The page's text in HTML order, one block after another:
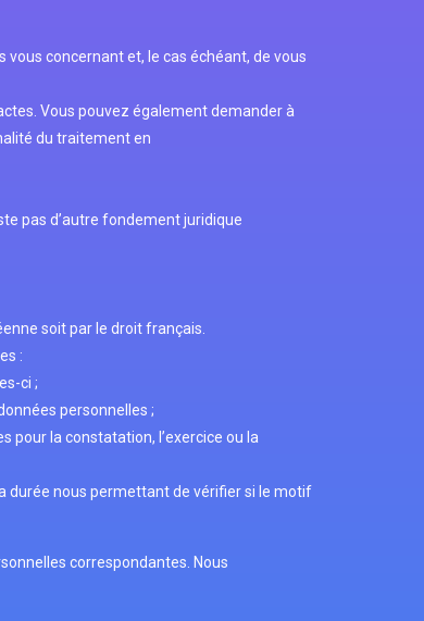
concernant et, le cas échéant, de vous
Vous pouvez également demander à
du traitement en
pas d’autre fondement juridique
soit par le droit français.
:
ci ;
personnelles ;
pour la constatation, l’exercice ou la
durée nous permettant de vérifier si le motif
correspondantes. Nous